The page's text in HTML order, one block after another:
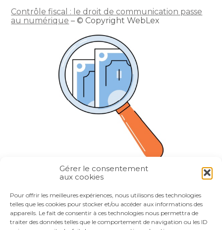
Gérer le consentement
aux cookies
Pour offrir les meilleures expériences, nous utilisons des technologies
telles que les cookies pour stocker et/ou accéder aux informations des
appareils. Le fait de consentir à ces technologies nous permettra de
traiter des données telles que le comportement de navigation ou les ID
Contrôle fiscal : le droit de communication passe
au numérique – © Copyright WebLex
FaceBook
TwitterLinkedIn